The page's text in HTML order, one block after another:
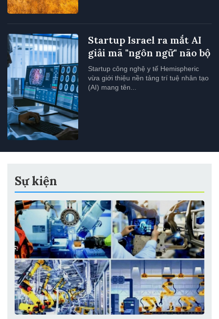
Startup Israel ra mắt AI
giải mã "ngôn ngữ" não bộ
Startup công nghệ y tế Hemispheric
vừa giới thiệu nền tảng trí tuệ nhân tạo
(AI) mang tên...
Sự kiện